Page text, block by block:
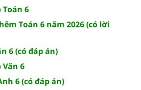
6
Toán 6 năm 2026 (có lời
6 (có đáp án)
6
6 (có đáp án)